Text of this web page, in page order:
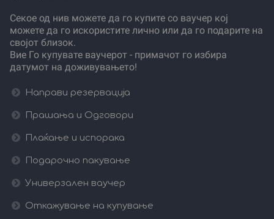
Секое од нив можете да го купите со ваучер кој
можете да го искористите лично или да го подарите на
својот близок.
Вие Го купувате ваучерот - примачот го избира
датумот на доживувањето!
Направи резервација
Прашања и Одговори
Плаќање и испорака
Подарочно пакување
Универзален ваучер
Откажување на купување